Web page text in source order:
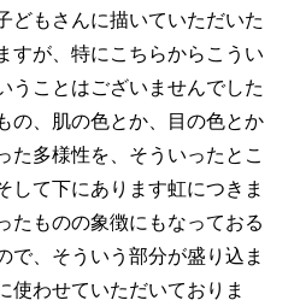
もさんに描いていただいた
すが、特にこちらからこうい
うことはございませんでした
の、肌の色とか、目の色とか
た多様性を、そういったとこ
して下にあります虹につきま
たものの象徴にもなっておる
で、そういう部分が盛り込ま
使わせていただいておりま